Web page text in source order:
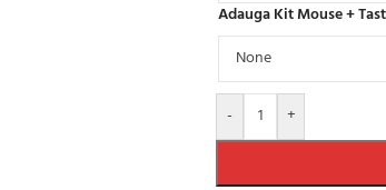
Adauga Kit Mouse +
- +